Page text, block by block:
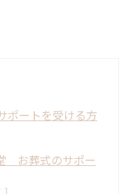
ポートを受ける方
お葬式のサポー